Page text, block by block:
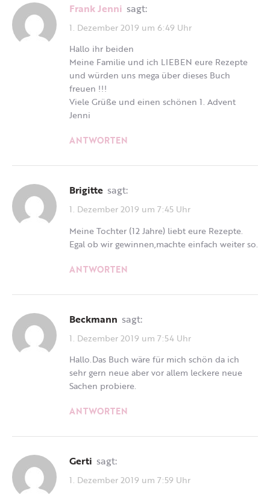
Frank Jenni sagt:
1. Dezember 2019 um 6:49 Uhr
Hallo ihr beiden
Meine Familie und ich LIEBEN eure Rezepte
und würden uns mega über dieses Buch
freuen !!!
Viele Grüße und einen schönen 1. Advent
Jenni
ANTWORTEN
Brigitte sagt:
1. Dezember 2019 um 7:45 Uhr
Meine Tochter (12 Jahre) liebt eure Rezepte.
Egal ob wir gewinnen,machte einfach weiter so.
ANTWORTEN
Beckmann sagt:
1. Dezember 2019 um 7:54 Uhr
Hallo.Das Buch wäre für mich schön da ich
sehr gern neue aber vor allem leckere neue
Sachen probiere.
ANTWORTEN
Gerti sagt:
1. Dezember 2019 um 7:59 Uhr